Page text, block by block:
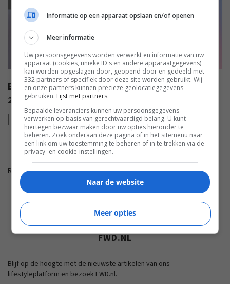
EISA AWARDS: WAT ZIJN DE BESTE PRODUCTEN VAN
2022?
Leesmeer
Reacties zijn gesloten.
ADVERTENTIE
FWD.NL
Blijf op de hoogte met de nieuwste artikelen van ons
lifestyleplatform en bezoek FWD.nl.
Informatie op een apparaat opslaan en/of openen
Meer informatie
Uw persoonsgegevens worden verwerkt en informatie van uw
apparaat (cookies, unieke ID's en andere apparaatgegevens)
kan worden opgeslagen door, geopend door en gedeeld met
332 partners of specifiek door deze site worden gebruikt. Wij
en onze partners kunnen precieze geolocatiegegevens
gebruiken. Lijst met partners.
Bepaalde leveranciers kunnen uw persoonsgegevens
verwerken op basis van gerechtvaardigd belang. U kunt
hiertegen bezwaar maken door uw opties hieronder te
beheren. Zoek onderaan deze pagina of in het sitemenu naar
een link om uw toestemming te beheren of in te trekken via de
privacy- en cookie-instellingen.
Naar de website
Meer opties